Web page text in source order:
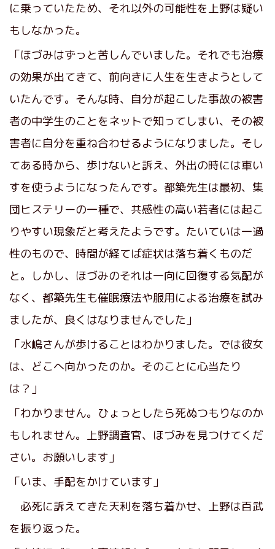
に乗っていたため、それ以外の可能性を上野は疑い
もしなかった。
「ほづみはずっと苦しんでいました。それでも治療
の効果が出てきて、前向きに人生を生きようとして
いたんです。そんな時、自分が起こした事故の被害
者の中学生のことをネットで知ってしまい、その被
害者に自分を重ね合わせるようになりました。そし
てある時から、歩けないと訴え、外出の時には車い
すを使うようになったんです。都築先生は最初、集
団ヒステリーの一種で、共感性の高い若者には起こ
りやすい現象だと考えたようです。たいていは一過
性のもので、時間が経てば症状は落ち着くものだ
と。しかし、ほづみのそれは一向に回復する気配が
なく、都築先生も催眠療法や服用による治療を試み
ましたが、良くはなりませんでした」
「水嶋さんが歩けることはわかりました。では彼女
は、どこへ向かったのか。そのことに心当たり
は？」
「わかりません。ひょっとしたら死ぬつもりなのか
もしれません。上野調査官、ほづみを見つけてくだ
さい。お願いします」
「いま、手配をかけています」
必死に訴えてきた天利を落ち着かせ、上野は百武
を振り返った。